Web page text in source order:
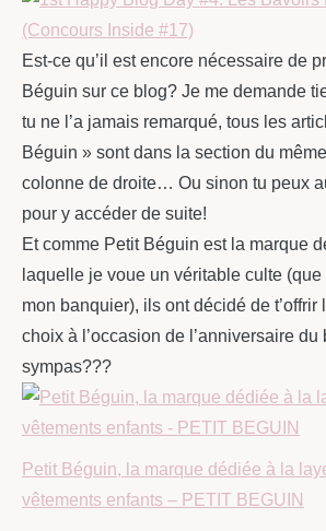
Est-ce qu’il est encore nécessaire de
Béguin sur ce blog? Je me demande
tu ne l’a jamais remarqué, tous les
Béguin » sont dans la section du
colonne de droite… Ou sinon tu peux
pour y accéder de suite!
Et comme Petit Béguin est la marque
laquelle je voue un véritable culte
mon banquier), ils ont décidé de t’offrir
choix à l’occasion de l’anniversaire du
sympas???
Petit Béguin, la marque dédiée à la
vêtements enfants – PETIT BEGUIN